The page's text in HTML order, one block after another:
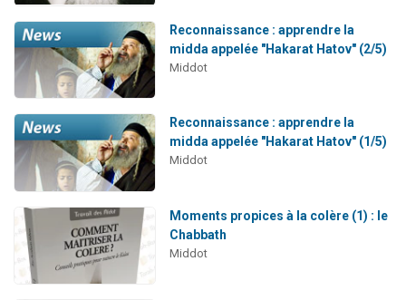
Reconnaissance : apprendre la
midda appelée "Hakarat Hatov" (2/5)
Middot
Reconnaissance : apprendre la
midda appelée "Hakarat Hatov" (1/5)
Middot
Moments propices à la colère (1) : le
Chabbath
Middot